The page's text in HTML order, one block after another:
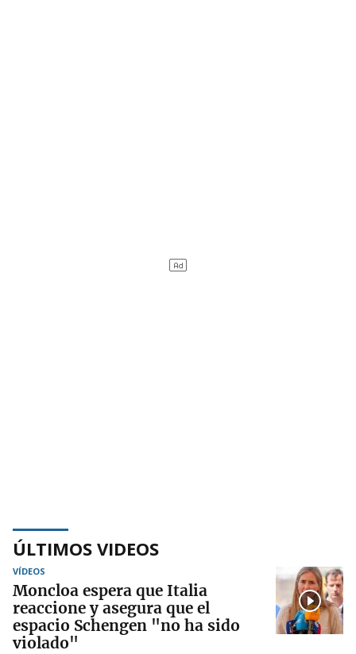
ÚLTIMOS VIDEOS
VÍDEOS
Moncloa espera que Italia
reaccione y asegura que el
espacio Schengen "no ha sido
violado"